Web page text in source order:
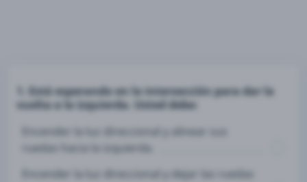
1. Está esperando en la intersección para dar la
vuelta a la izquierda. Usted debe:
Encender la luz direccional y alinear sus
ruedas hacia la izquierda.
Encender la luz direccional y dejar las ruedas